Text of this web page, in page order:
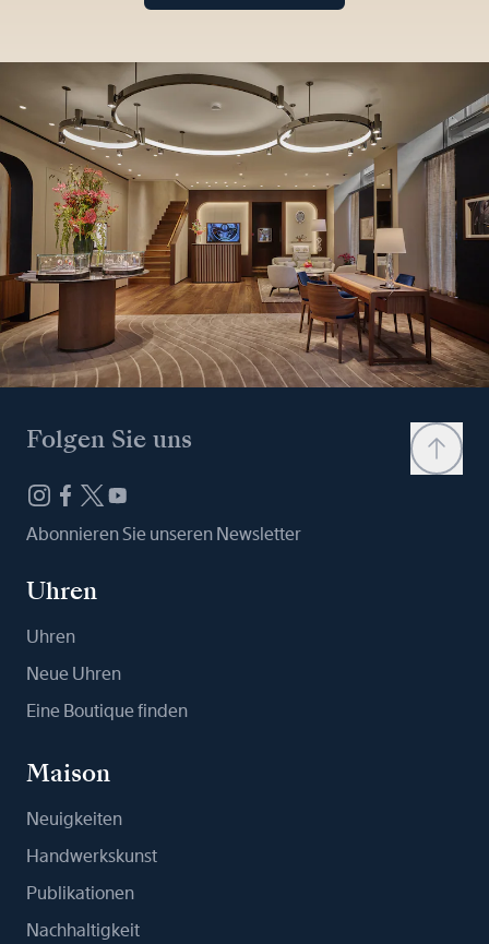
Folgen Sie uns
Abonnieren Sie unseren Newsletter
Uhren
Uhren
Neue Uhren
Eine Boutique finden
Maison
Neuigkeiten
Handwerkskunst
Publikationen
Nachhaltigkeit